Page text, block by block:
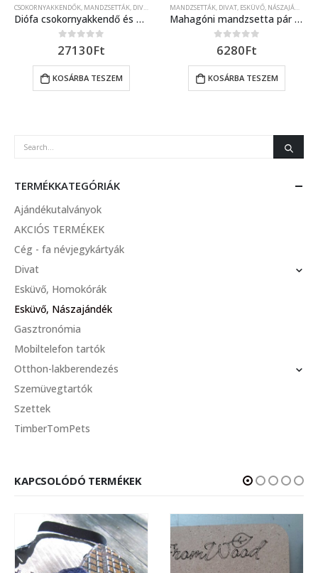
CSOKORNYAKKENDŐK, MANDZSETTÁK, DIVAT ESKÜVŐ, NÁSZAJÁNDÉK,SZETTEK
Diófa csokornyakkendő és mandzsetta szettben
0out of 5
27130Ft
KOSÁRBA TESZEM
MANDZSETTÁK, DIVAT, ESKÜVŐ, NÁSZAJÁNDÉK
Mahagóni mandzsetta pár paragrafus jellel díszítve
0out of 5
6280Ft
KOSÁRBA TESZEM
TERMÉKKATEGÓRIÁK
Ajándékutalványok
AKCIÓS TERMÉKEK
Cég - fa névjegykártyák
Divat
Esküvő, Homokórák
Esküvő, Nászajándék
Gasztronómia
Mobiltelefon tartók
Otthon-lakberendezés
Szemüvegtartók
Szettek
TimberTomPets
KAPCSOLÓDÓ TERMÉKEK